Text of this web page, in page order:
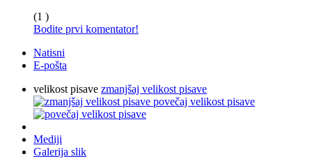
(1 )
Bodite prvi komentator!
Natisni
E-pošta
velikost pisave zmanjšaj velikost pisave
povečaj velikost pisave
Mediji
Galerija slik